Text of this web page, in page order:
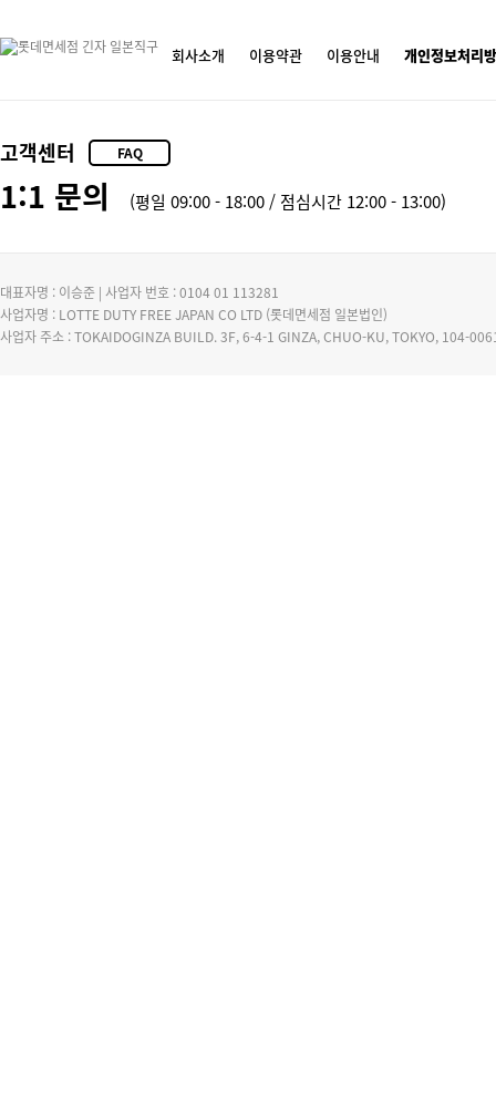
회사소개 이용약관 이용안내 개인정보처리
고객센터 FAQ
1:1 문의 (평일 09:00 - 18:00 / 점심시간 12:00 - 13:00)
대표자명 : 이승준 | 사업자 번호 : 0104 01 113281
사업자명 : LOTTE DUTY FREE JAPAN CO LTD (롯데면세점 일본법인)
사업자 주소 : TOKAIDOGINZA BUILD. 3F, 6-4-1 GINZA, CHUO-KU, TOKYO, 104-